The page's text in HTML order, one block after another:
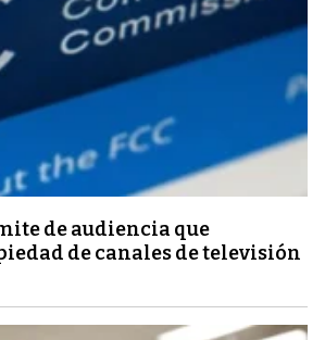
de audiencia que
de canales de televisión